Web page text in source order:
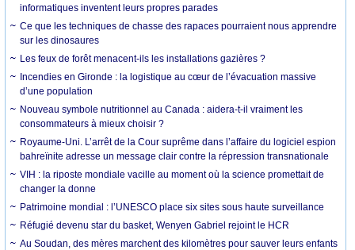
informatiques inventent leurs propres parades
Ce que les techniques de chasse des rapaces pourraient nous apprendre
sur les dinosaures
Les feux de forêt menacent-ils les installations gazières ?
Incendies en Gironde : la logistique au cœur de l’évacuation massive
d’une population
Nouveau symbole nutritionnel au Canada : aidera-t-il vraiment les
consommateurs à mieux choisir ?
Royaume-Uni. L’arrêt de la Cour suprême dans l’affaire du logiciel espion
bahreïnite adresse un message clair contre la répression transnationale
VIH : la riposte mondiale vacille au moment où la science promettait de
changer la donne
Patrimoine mondial : l’UNESCO place six sites sous haute surveillance
Réfugié devenu star du basket, Wenyen Gabriel rejoint le HCR
Au Soudan, des mères marchent des kilomètres pour sauver leurs enfants